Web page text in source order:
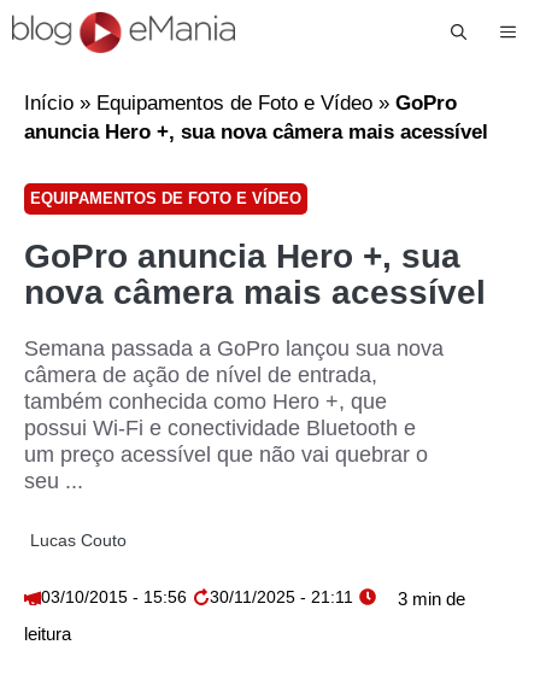
Início » Equipamentos de Foto e Vídeo » GoPro
anuncia Hero +, sua nova câmera mais acessível
EQUIPAMENTOS DE FOTO E VÍDEO
GoPro anuncia Hero +, sua
nova câmera mais acessível
Semana passada a GoPro lançou sua nova
câmera de ação de nível de entrada,
também conhecida como Hero +, que
possui Wi-Fi e conectividade Bluetooth e
um preço acessível que não vai quebrar o
seu ...
Lucas Couto
03/10/2015 - 15:56 30/11/2025 - 21:11